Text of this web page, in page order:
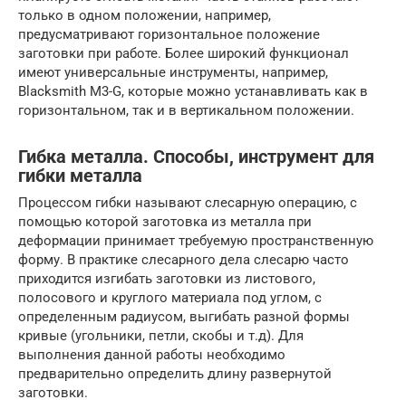
только в одном положении, например,
предусматривают горизонтальное положение
заготовки при работе. Более широкий функционал
имеют универсальные инструменты, например,
Blacksmith M3-G, которые можно устанавливать как в
горизонтальном, так и в вертикальном положении.
Гибка металла. Способы, инструмент для
гибки металла
Процессом гибки называют слесарную операцию, с
помощью которой заготовка из металла при
деформации принимает требуемую пространственную
форму. В практике слесарного дела слесарю часто
приходится изгибать заготовки из листового,
полосового и круглого материала под углом, с
определенным радиусом, выгибать разной формы
кривые (угольники, петли, скобы и т.д). Для
выполнения данной работы необходимо
предварительно определить длину развернутой
заготовки.